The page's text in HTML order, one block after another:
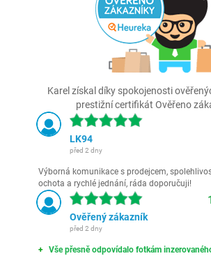
Karel získal díky spokojenosti
prestižní certifikát Ověřeno
LK94
před 2 dny
Výborná komunikace s prodejcem,
ochota a rychlé jednání, ráda doporučuji!
Ověřený zákazník
před 2 dny
Vše přesně odpovídalo fotkám